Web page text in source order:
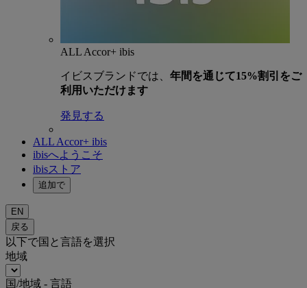
ALL Accor+ ibis
イビスブランドでは、 年間を通じて15%割引をご
利用いただけます
発見する
ALL Accor+ ibis
ibisへようこそ
ibisストア
追加で
EN
戻る
以下で国と言語を選択
地域
国/地域 - 言語